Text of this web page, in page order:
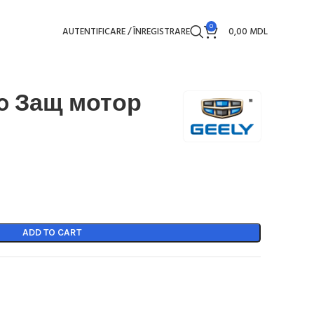
AUTENTIFICARE / ÎNREGISTRARE 0 0,00 MDL
Защ мотор
ADD TO CART